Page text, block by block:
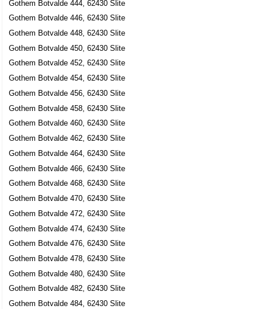
Gothem Botvalde 444, 62430 Slite
Gothem Botvalde 446, 62430 Slite
Gothem Botvalde 448, 62430 Slite
Gothem Botvalde 450, 62430 Slite
Gothem Botvalde 452, 62430 Slite
Gothem Botvalde 454, 62430 Slite
Gothem Botvalde 456, 62430 Slite
Gothem Botvalde 458, 62430 Slite
Gothem Botvalde 460, 62430 Slite
Gothem Botvalde 462, 62430 Slite
Gothem Botvalde 464, 62430 Slite
Gothem Botvalde 466, 62430 Slite
Gothem Botvalde 468, 62430 Slite
Gothem Botvalde 470, 62430 Slite
Gothem Botvalde 472, 62430 Slite
Gothem Botvalde 474, 62430 Slite
Gothem Botvalde 476, 62430 Slite
Gothem Botvalde 478, 62430 Slite
Gothem Botvalde 480, 62430 Slite
Gothem Botvalde 482, 62430 Slite
Gothem Botvalde 484, 62430 Slite